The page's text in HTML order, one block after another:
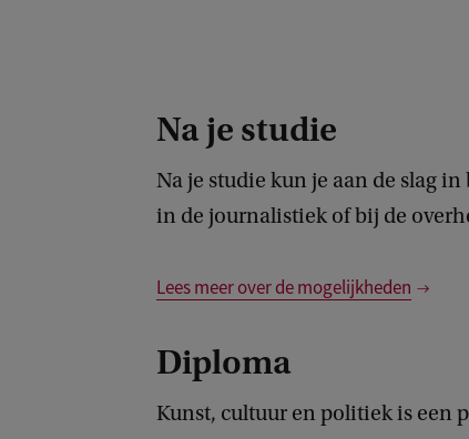
:
U
v
Na je studie
Na je studie kun je aan de slag
in de journalistiek of bij de
Lees meer over de mogelijkheden
Diploma
Kunst, cultuur en politiek is een